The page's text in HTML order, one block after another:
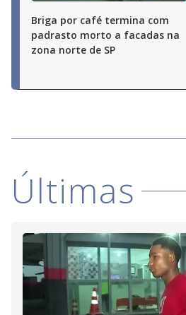
Briga por café termina com
padrasto morto a facadas na
zona norte de SP
Últimas